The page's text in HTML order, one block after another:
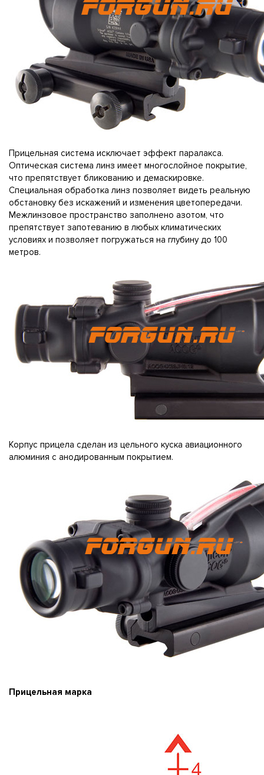
Прицельная система исключает эффект паралакса.
Оптическая система линз имеет многослойное покрытие,
что препятствует бликованию и демаскировке.
Специальная обработка линз позволяет видеть реальную
обстановку без искажений и изменения цветопередачи.
Межлинзовое пространство заполнено азотом, что
препятствует запотеванию в любых климатических
условиях и позволяет погружаться на глубину до 100
метров.
Корпус прицела сделан из цельного куска авиационного
алюминия с анодированным покрытием.
Прицельная марка